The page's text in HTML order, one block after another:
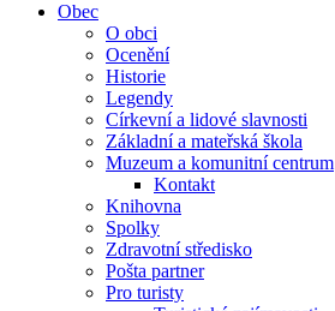
Obec
O obci
Ocenění
Historie
Legendy
Církevní a lidové slavnosti
Základní a mateřská škola
Muzeum a komunitní centrum
Kontakt
Knihovna
Spolky
Zdravotní středisko
Pošta partner
Pro turisty